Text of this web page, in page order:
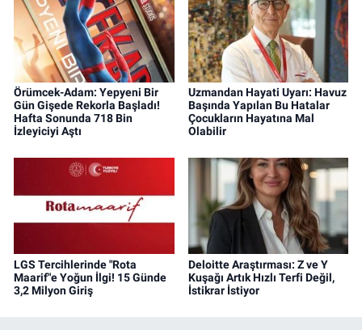
Örümcek-Adam: Yepyeni Bir
Gün Gişede Rekorla Başladı!
Hafta Sonunda 718 Bin
İzleyiciyi Aştı
Uzmandan Hayati Uyarı: Havuz
Başında Yapılan Bu Hatalar
Çocukların Hayatına Mal
Olabilir
LGS Tercihlerinde "Rota
Maarif"e Yoğun İlgi! 15 Günde
3,2 Milyon Giriş
Deloitte Araştırması: Z ve Y
Kuşağı Artık Hızlı Terfi Değil,
İstikrar İstiyor